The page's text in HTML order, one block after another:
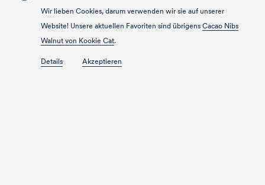
Wir lieben Cookies, darum verwenden wir sie auf unserer
Website! Unsere aktuellen Favoriten sind übrigens Cacao Nibs
Walnut von Kookie Cat.
Details Akzeptieren